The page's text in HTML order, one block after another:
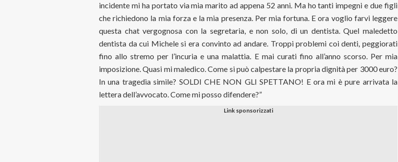
incidente mi ha portato via mia marito ad appena 52 anni. Ma ho tanti impegni e due figli
che richiedono la mia forza e la mia presenza. Per mia fortuna. E ora voglio farvi leggere
questa chat vergognosa con la segretaria, e non solo, di un dentista. Quel maledetto
dentista da cui Michele si era convinto ad andare. Troppi problemi coi denti, peggiorati
fino allo stremo per l’incuria e una malattia. E mai curati fino all’anno scorso. Per mia
imposizione. Quasi mi maledico. Come si può calpestare la propria dignità per 3000 euro?
In una tragedia simile? SOLDI CHE NON GLI SPETTANO! E ora mi è pure arrivata la
lettera dell’avvocato. Come mi posso difendere?”